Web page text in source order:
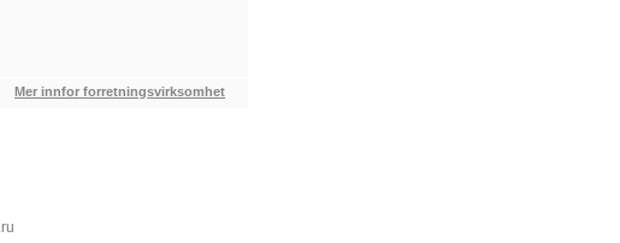
Mer innfor forretningsvirksomhet